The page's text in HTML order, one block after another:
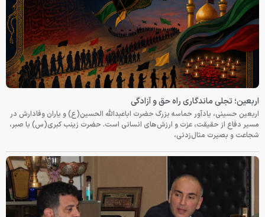
اربعین؛ تجلی ماندگاری راه حق و آزادگی
اربعین حسینی، یادآور حماسه بزرگ حضرت اباعبدالله الحسین(ع) و یاران وفادارش در
مسیر دفاع از حقیقت، عزت و ارزش‌های انسانی است. حضرت زینب کبری(س) با صبر،
شجاعت و بصیرت مثال‌زدنی،